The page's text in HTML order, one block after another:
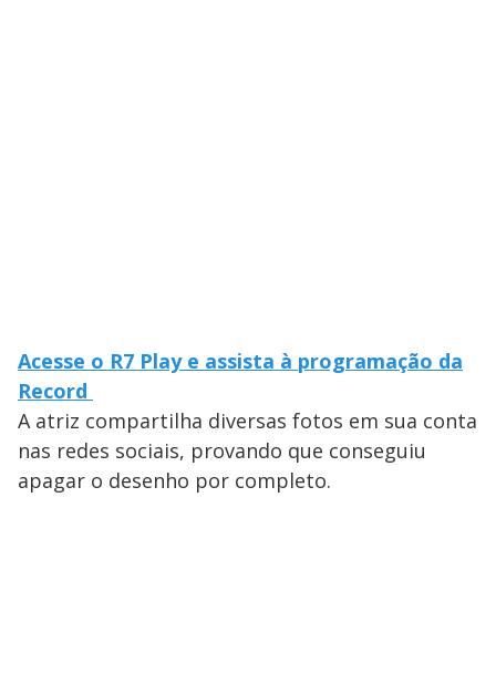
Acesse o R7 Play e assista à programação da
Record
A atriz compartilha diversas fotos em sua conta
nas redes sociais, provando que conseguiu
apagar o desenho por completo.